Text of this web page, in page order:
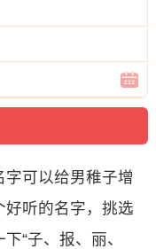
可以给男稚子增
听的名字，挑选
“子、报、丽、